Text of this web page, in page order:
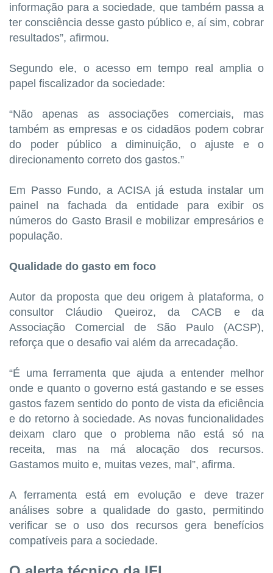
informação para a sociedade, que também passa a
ter consciência desse gasto público e, aí sim, cobrar
resultados”, afirmou.
Segundo ele, o acesso em tempo real amplia o
papel fiscalizador da sociedade:
“Não apenas as associações comerciais, mas
também as empresas e os cidadãos podem cobrar
do poder público a diminuição, o ajuste e o
direcionamento correto dos gastos.”
Em Passo Fundo, a ACISA já estuda instalar um
painel na fachada da entidade para exibir os
números do Gasto Brasil e mobilizar empresários e
população.
Qualidade do gasto em foco
Autor da proposta que deu origem à plataforma, o
consultor Cláudio Queiroz, da CACB e da
Associação Comercial de São Paulo (ACSP),
reforça que o desafio vai além da arrecadação.
“É uma ferramenta que ajuda a entender melhor
onde e quanto o governo está gastando e se esses
gastos fazem sentido do ponto de vista da eficiência
e do retorno à sociedade. As novas funcionalidades
deixam claro que o problema não está só na
receita, mas na má alocação dos recursos.
Gastamos muito e, muitas vezes, mal”, afirma.
A ferramenta está em evolução e deve trazer
análises sobre a qualidade do gasto, permitindo
verificar se o uso dos recursos gera benefícios
compatíveis para a sociedade.